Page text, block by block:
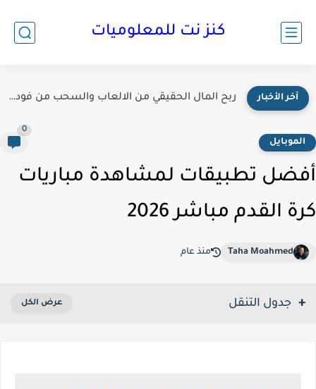
كنز نت للمعلوميات
آخر الأخبار أفضل مواقع أرقام وهمية مجانية مع الكود لتفعيل الحسابات 2026
تطبيقات لمشاهدة مباريات
القدم مباشر 2026
Taha Moahmed منذ عام
جدول التنقل